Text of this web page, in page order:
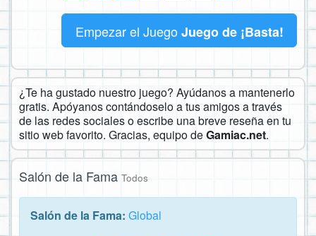
Empezar el Juego Juego de ¡Basta!
¿Te ha gustado nuestro juego? Ayúdanos a mantenerlo
gratis. Apóyanos contándoselo a tus amigos a través
de las redes sociales o escribe una breve reseña en tu
sitio web favorito. Gracias, equipo deGamiac.net.
Salón de la Fama Todos
Salón de la Fama: Global